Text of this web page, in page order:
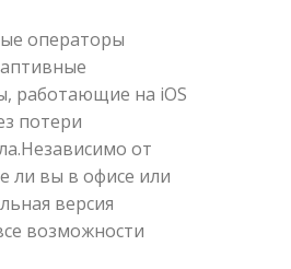
операторы
работающие на iOS
потери
от
ли вы в офисе или
версия
возможности